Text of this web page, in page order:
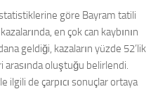
göre Bayram tatili
en çok can kaybının
geldiği, kazaların yüzde 52’lik
oluştuğu belirlendi.
ilgili de çarpıcı sonuçlar ortaya